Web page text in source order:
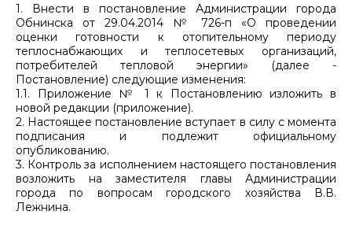
1. Внести в постановление Администрации города
Обнинска от 29.04.2014 № 726-п «О проведении
оценки готовности к отопительному периоду
теплоснабжающих и теплосетевых организаций,
потребителей тепловой энергии» (далее -
Постановление) следующие изменения:
1.1. Приложение № 1 к Постановлению изложить в
новой редакции (приложение).
2. Настоящее постановление вступает в силу с момента
подписания и подлежит официальному
опубликованию.
3. Контроль за исполнением настоящего постановления
возложить на заместителя главы Администрации
города по вопросам городского хозяйства В.В.
Лежнина.